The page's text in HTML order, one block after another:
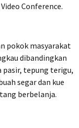
Conference.
pokok masyarakat
dibandingkan
pasir, tepung terigu,
segar dan kue
berbelanja.